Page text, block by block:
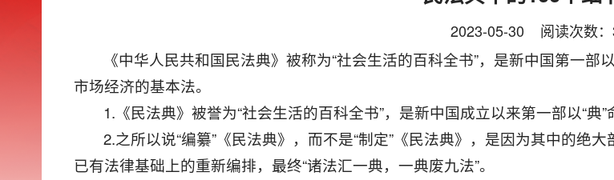
2023-05-30 阅读次数：
《中华人民共和国民法典》被称为“社会生活的百科全书”，是新中国第一
市场经济的基本法。
1.《民法典》被誉为“社会生活的百科全书”，是新中国成立以来第一部以“典”
2.之所以说“编纂”《民法典》，而不是“制定”《民法典》，是因为其中的绝
已有法律基础上的重新编排，最终“诸法汇一典，一典废九法”。